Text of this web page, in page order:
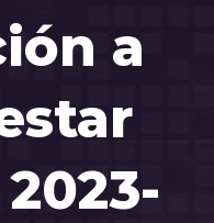
a